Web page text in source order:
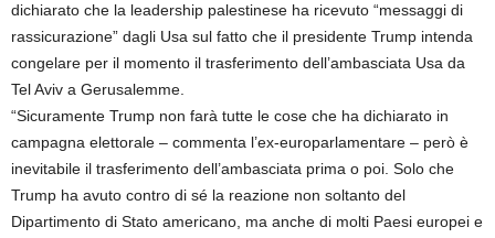
dichiarato che la leadership palestinese ha ricevuto “messaggi di
rassicurazione” dagli Usa sul fatto che il presidente Trump intenda
congelare per il momento il trasferimento dell’ambasciata Usa da
Tel Aviv a Gerusalemme.
“Sicuramente Trump non farà tutte le cose che ha dichiarato in
campagna elettorale – commenta l’ex-europarlamentare – però è
inevitabile il trasferimento dell’ambasciata prima o poi. Solo che
Trump ha avuto contro di sé la reazione non soltanto del
Dipartimento di Stato americano, ma anche di molti Paesi europei e